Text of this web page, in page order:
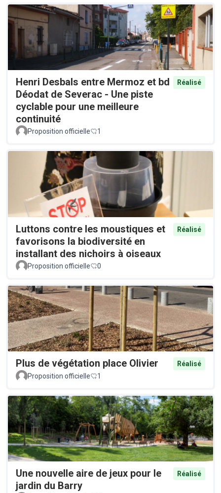
Henri Desbals entre Mermoz et bd
Déodat de Severac - Une piste
cyclable pour une meilleure
continuité
Réalisé
Proposition officielle 1
Luttons contre les moustiques et
favorisons la biodiversité en
installant des nichoirs à oiseaux
Réalisé
Proposition officielle 0
Plus de végétation place Olivier
Réalisé
Proposition officielle
1
Une nouvelle aire de jeux pour le
jardin du Barry
Réalisé